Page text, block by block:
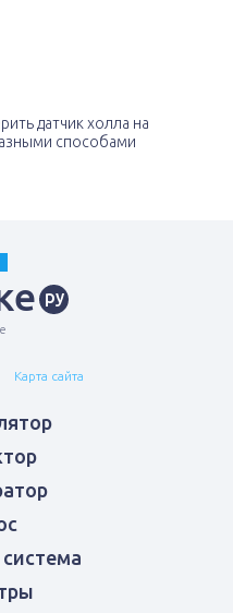
датчик холла на
способами
ру
Карта сайта